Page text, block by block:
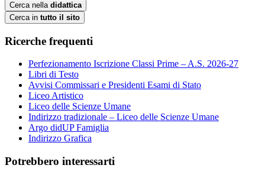
Cerca nella didattica
Cerca in tutto il sito
Ricerche frequenti
Perfezionamento Iscrizione Classi Prime – A.S. 2026-27
Libri di Testo
Avvisi Commissari e Presidenti Esami di Stato
Liceo Artistico
Liceo delle Scienze Umane
Indirizzo tradizionale – Liceo delle Scienze Umane
Argo didUP Famiglia
Indirizzo Grafica
Potrebbero interessarti